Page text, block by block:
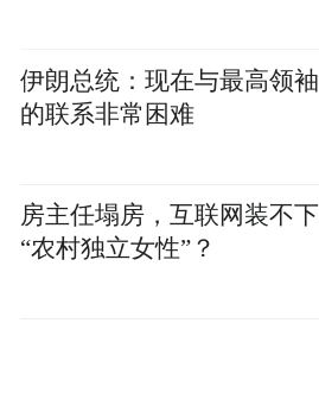
伊朗总统：现在与最高领袖
的联系非常困难
房主任塌房，互联网装不下
“农村独立女性”？